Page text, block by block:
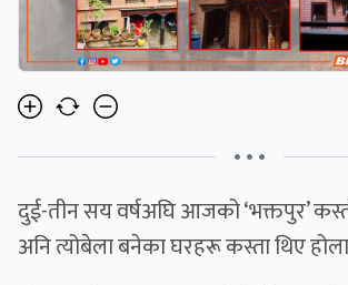
• • •
दुई-तीन सय वर्षअघि आजको ‘भक्तपुर’
अनि त्योबेला बनेका घरहरू कस्ता थिए